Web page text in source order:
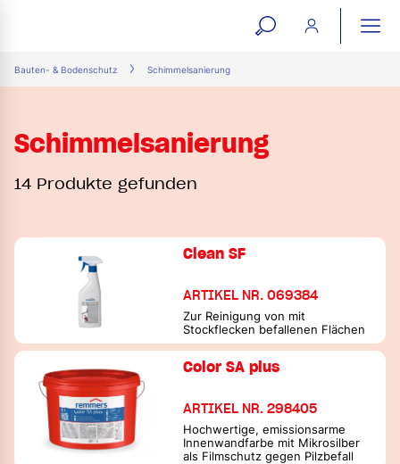
open
Bauten- & Bodenschutz Schimmelsanierung
Schimmelsanierung
14 Produkte gefunden
Clean SF
ARTIKEL NR. 069384
Zur Reinigung von mit
Stockflecken befallenen Flächen
Color SA plus
ARTIKEL NR. 298405
Hochwertige, emissionsarme
Innenwandfarbe mit Mikrosilber
als Filmschutz gegen Pilzbefall